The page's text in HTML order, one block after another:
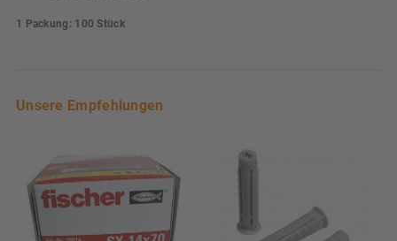
1 Packung: 100 Stück
Unsere Empfehlungen